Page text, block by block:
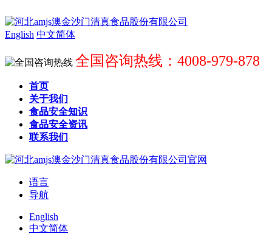
English 中文简体
全国咨询热线：4008-979-878
首页
关于我们
食品安全知识
食品安全资讯
联系我们
语言
导航
English
中文简体